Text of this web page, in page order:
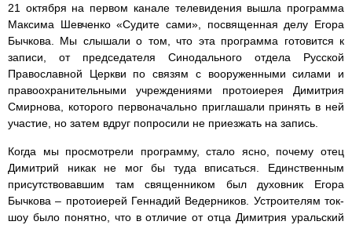
21 октября на первом канале телевидения вышла программа
Максима Шевченко «Судите сами», посвященная делу Егора
Бычкова. Мы слышали о том, что эта программа готовится к
записи, от председателя Синодального отдела Русской
Православной Церкви по связям с вооруженными силами и
правоохранительными учреждениями протоиерея Димитрия
Смирнова, которого первоначально приглашали принять в ней
участие, но затем вдруг попросили не приезжать на запись.
Когда мы просмотрели программу, стало ясно, почему отец
Димитрий никак не мог бы туда вписаться. Единственным
присутствовавшим там священником был духовник Егора
Бычкова – протоиерей Геннадий Ведерников. Устроителям ток-
шоу было понятно, что в отличие от отца Димитрия уральский